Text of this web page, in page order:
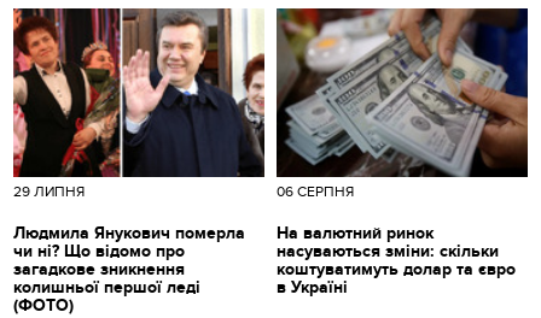
29 ЛИПНЯ
Людмила Янукович померла
чи ні? Що відомо про
загадкове зникнення
колишньої першої леді
(ФОТО)
06 СЕРПНЯ
На валютний ринок
насуваються зміни: скільки
коштуватимуть долар та євро
в Україні